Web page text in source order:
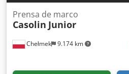
Chełmek 9.174 km
Prensa de marco
Casolin Junior